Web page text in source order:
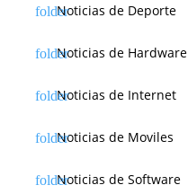
Noticias de Deporte
Noticias de Hardware
Noticias de Internet
Noticias de Moviles
Noticias de Software